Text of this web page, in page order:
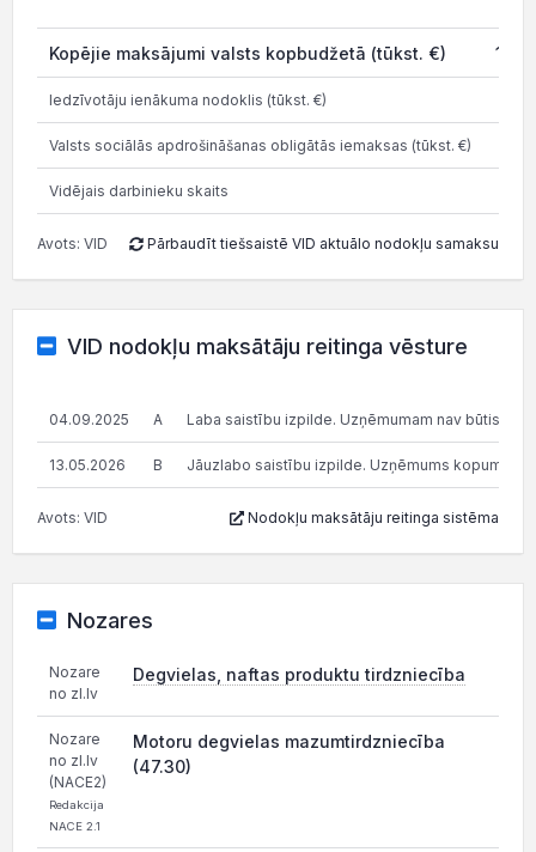
Kopējie maksājumi valsts kopbudžetā (tūkst. €)
Iedzīvotāju ienākuma nodoklis (tūkst. €)
Valsts sociālās apdrošināšanas obligātās iemaksas (tūkst. €)
Vidējais darbinieku skaits
Avots: VID Pārbaudīt tiešsaistē VID aktuālo nodokļu samaksu
VID nodokļu maksātāju reitinga vēsture
04.09.2025 A Laba saistību izpilde. Uzņēmumam nav būtisku
13.05.2026 B Jāuzlabo saistību izpilde. Uzņēmums kopumā
Avots: VID Nodokļu maksātāju reitinga sistēma
Nozares
Nozare
no zl.lv
Degvielas, naftas produktu tirdzniecība
Nozare
no zl.lv
(NACE2)
Redakcija
NACE 2.1
Motoru degvielas mazumtirdzniecība
(47.30)